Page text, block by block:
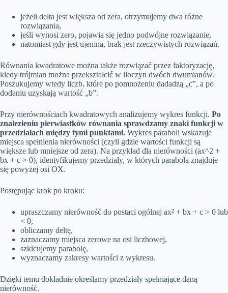
jeżeli delta jest większa od zera, otrzymujemy dwa różne
rozwiązania,
jeśli wynosi zero, pojawia się jedno podwójne rozwiązanie,
natomiast gdy jest ujemna, brak jest rzeczywistych rozwiązań.
Równania kwadratowe można także rozwiązać przez faktoryzację,
kiedy trójmian można przekształcić w iloczyn dwóch dwumianów.
Poszukujemy wtedy liczb, które po pomnożeniu dadadzą „c”, a po
dodaniu uzyskają wartość „b”.
Przy nierównościach kwadratowych analizujemy wykres funkcji. Po
znalezieniu pierwiastków równania sprawdzamy znaki funkcji w
przedziałach między tymi punktami. Wykres paraboli wskazuje
miejsca spełnienia nierówności (czyli gdzie wartości funkcji są
większe lub mniejsze od zera). Na przykład dla nierówności (ax^2 +
bx + c > 0), identyfikujemy przedziały, w których parabola znajduje
się powyżej osi OX.
Postępując krok po kroku:
upraszczamy nierówność do postaci ogólnej ax² + bx + c > 0 lub
< 0,
obliczamy deltę,
zaznaczamy miejsca zerowe na osi liczbowej,
szkicujemy parabolę,
wyznaczamy zakresy wartości z wykresu.
Dzięki temu dokładnie określamy przedziały spełniające daną
nierówność.